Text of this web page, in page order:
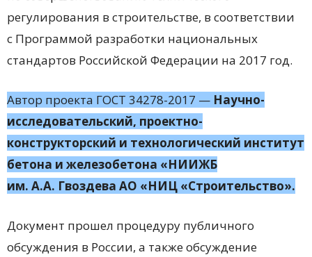
регулирования в строительстве, в соответствии
с Программой разработки национальных
стандартов Российской Федерации на 2017 год.
Автор проекта ГОСТ 34278-2017 — Научно-
исследовательский, проектно-
конструкторский и технологический институт
бетона и железобетона «НИИЖБ
им. А.А. Гвоздева АО «НИЦ «Строительство».
Документ прошел процедуру публичного
обсуждения в России, а также обсуждение